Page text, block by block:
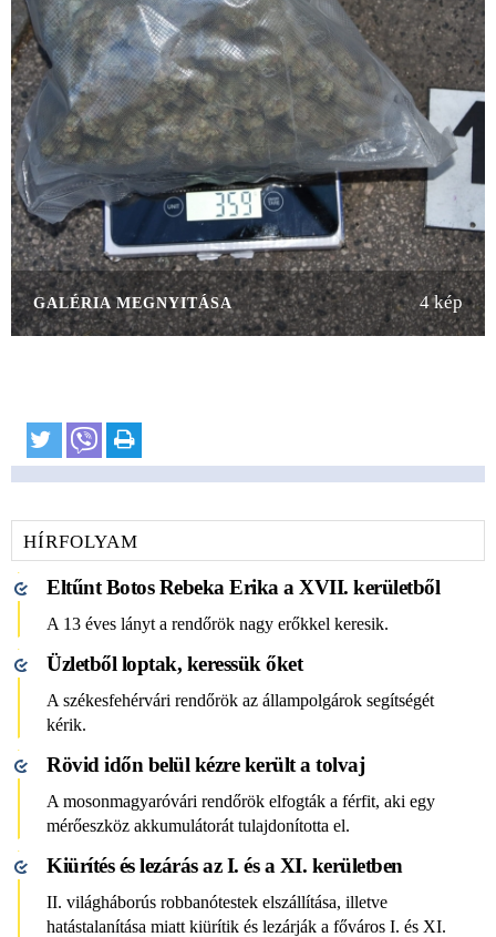
4 kép
GALÉRIA MEGNYITÁSA
HÍRFOLYAM
Eltűnt Botos Rebeka Erika a XVII. kerületből
A 13 éves lányt a rendőrök nagy erőkkel keresik.
Üzletből loptak, keressük őket
A székesfehérvári rendőrök az állampolgárok segítségét
kérik.
Rövid időn belül kézre került a tolvaj
A mosonmagyaróvári rendőrök elfogták a férfit, aki egy
mérőeszköz akkumulátorát tulajdonította el.
Kiürítés és lezárás az I. és a XI. kerületben
II. világháborús robbanótestek elszállítása, illetve
hatástalanítása miatt kiürítik és lezárják a főváros I. és XI.